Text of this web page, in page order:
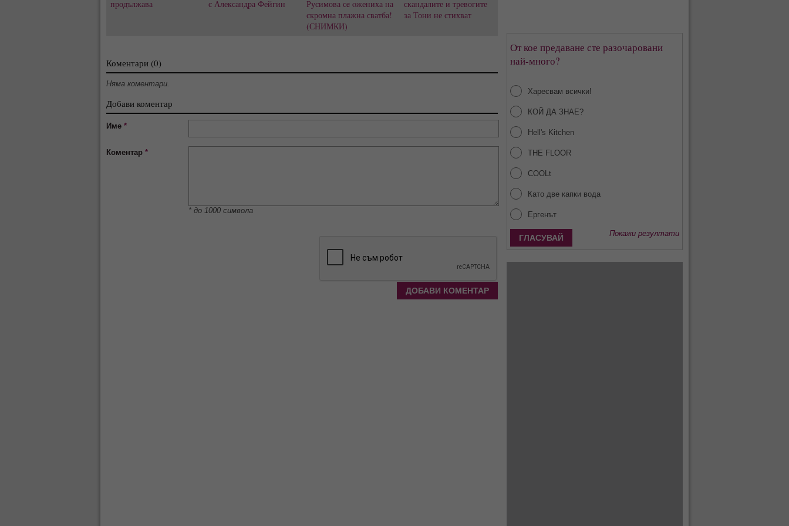
продължава
с Александра Фейгин
Русимова сe oжениха на
скромна плажна сватба!
(СНИМКИ)
скандалите и тревогите
за Тони не стихват
Коментари (0)
Няма коментари.
Добави коментар
Име *
Коментар *
* до 1000 символа
От кое предаване сте разочаровани
най-много?
Харесвам всички!
КОЙ ДА ЗНАЕ?
Hell's Kitchen
THE FLOOR
COOLt
Като две капки вода
Ергенът
Покажи резултати